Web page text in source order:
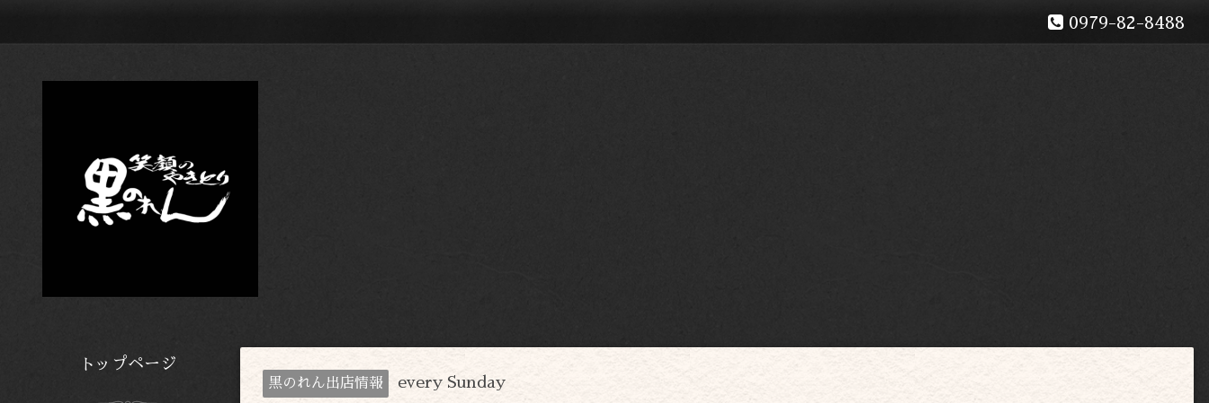
0979-82-8488
黒のれん出店情報 every Sunday
トップページ